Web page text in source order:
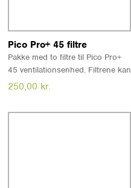
Læs mere
Pico Pro+ 45 filtre
Pakke med to filtre til Pico Pro+
45 ventilationsenhed. Filtrene kan
rengøres, men bør udskiftes efter
250,00 kr.